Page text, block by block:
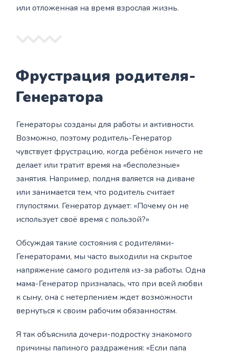
или отложенная на время взрослая жизнь.
Фрустрация родителя-
Генератора
Генераторы созданы для работы и активности.
Возможно, поэтому родитель-Генератор
чувствует фрустрацию, когда ребёнок ничего не
делает или тратит время на «бесполезные»
занятия. Например, полдня валяется на диване
или занимается тем, что родитель считает
глупостями. Генератор думает: «Почему он не
использует своё время с пользой?»
Обсуждая такие состояния с родителями-
Генераторами, мы часто выходили на скрытое
напряжение самого родителя из-за работы. Одна
мама-Генератор призналась, что при всей любви
к сыну, она с нетерпением ждет возможности
вернуться к своим рабочим обязанностям.
Я так объяснила дочери-подростку знакомого
причины папиного раздражения: «Если папа